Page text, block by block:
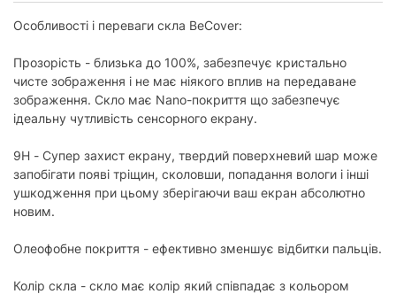
Особливості і переваги скла BeCover:
Прозорість - близька до 100%, забезпечує кристально
чисте зображення і не має ніякого вплив на передаване
зображення. Скло має Nano-покриття що забезпечує
ідеальну чутливість сенсорного екрану.
9H - Супер захист екрану, твердий поверхневий шар може
запобігати появі тріщин, сколовши, попадання вологи і інші
ушкодження при цьому зберігаючи ваш екран абсолютно
новим.
Олеофобне покриття - ефективно зменшує відбитки пальців.
Колір скла - скло має колір який співпадає з кольором